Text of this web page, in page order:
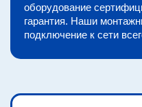
оборудование
гарантия. Наши
подключение к сети